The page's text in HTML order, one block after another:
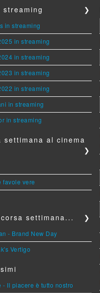
streaming ❯
in streaming
in streaming
in streaming
in streaming
in streaming
in streaming
in streaming
settimana al cinema
❯
favole vere
settimana... ❯
- Brand New Day
Vertigo
- Il piacere è tutto nostro